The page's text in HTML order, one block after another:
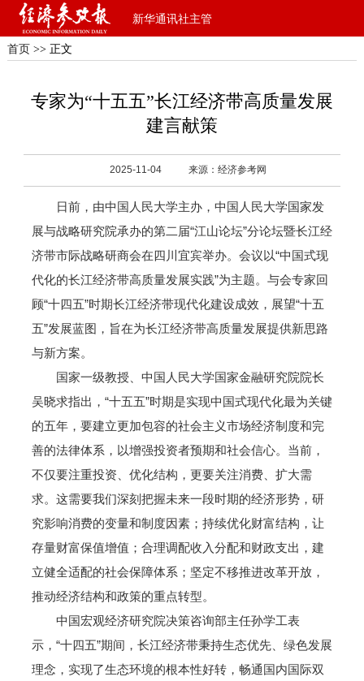
新华通讯社主管
首页 >> 正文
专家为“十五五”长江经济带高质量发展
建言献策
2025-11-04 来源：经济参考网
日前，由中国人民大学主办，中国人民大学国家发
展与战略研究院承办的第二届“江山论坛”分论坛暨长江经
济带市际战略研商会在四川宜宾举办。会议以“中国式现
代化的长江经济带高质量发展实践”为主题。与会专家回
顾“十四五”时期长江经济带现代化建设成效，展望“十五
五”发展蓝图，旨在为长江经济带高质量发展提供新思路
与新方案。
国家一级教授、中国人民大学国家金融研究院院长
吴晓求指出，“十五五”时期是实现中国式现代化最为关键
的五年，要建立更加包容的社会主义市场经济制度和完
善的法律体系，以增强投资者预期和社会信心。当前，
不仅要注重投资、优化结构，更要关注消费、扩大需
求。这需要我们深刻把握未来一段时期的经济形势，研
究影响消费的变量和制度因素；持续优化财富结构，让
存量财富保值增值；合理调配收入分配和财政支出，建
立健全适配的社会保障体系；坚定不移推进改革开放，
推动经济结构和政策的重点转型。
中国宏观经济研究院决策咨询部主任孙学工表
示，“十四五”期间，长江经济带秉持生态优先、绿色发展
理念，实现了生态环境的根本性好转，畅通国内国际双